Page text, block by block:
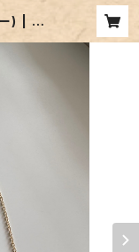
) | 朱